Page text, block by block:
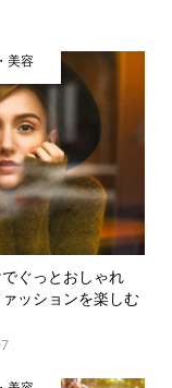
美容
ぐっとおしゃれ
ッションを楽しむ